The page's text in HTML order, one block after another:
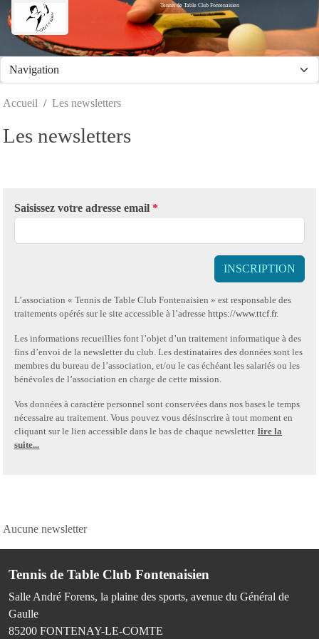
Tennis de Table Club Fontenaisien
Accueil Les newsletters
Les newsletters
Saisissez votre adresse email *
INSCRIPTION
L’association « Tennis de Table Club Fontenaisien » est responsable des
traitements opérés sur le site accessible à l’adresse https://www.ttcf.fr.
Les informations recueillies font l’objet d’un traitement informatique à des
fins d’envoi de la newsletter du club. Les destinataires des données sont les
membres du bureau de l’association, et/ou le cas échéant les salariés ou les
bénévoles de l’association en charge de cette mission.
Vos données à caractère personnel sont conservées dans nos bases le temps
nécessaire au traitement. Vous pouvez vous désinscrire à tout moment en
cliquant sur le lien accessible dans le bas de chaque newsletter. lire la
suite...
Aucune newsletter
Tennis de Table Club Fontenaisien
Salle André Forens, la plaine des sports, avenue du Général de
Gaulle
85200 FONTENAY-LE-COMTE
Panneau de gestion des cookies